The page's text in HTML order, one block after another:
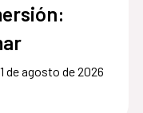
de agosto de 2026